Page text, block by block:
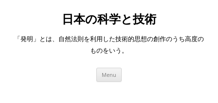
日本の科学と技術
「発明」とは、自然法則を利用した技術的思想の創作のうち高度の
ものをいう。
Menu